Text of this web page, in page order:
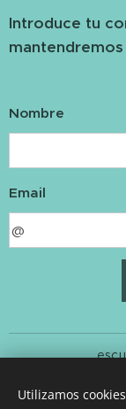
Introduce tu
mantendremos
Nombre
Email
Utilizamos